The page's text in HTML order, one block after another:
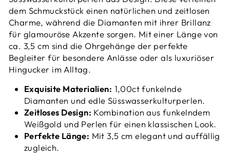
dem Schmuckstück einen natürlichen und zeitlosen
Charme, während die Diamanten mit ihrer Brillanz
für glamouröse Akzente sorgen. Mit einer Länge von
ca. 3,5 cm sind die Ohrgehänge der perfekte
Begleiter für besondere Anlässe oder als luxuriöser
Hingucker im Alltag.
Exquisite Materialien: 1,00ct funkelnde
Diamanten und edle Süsswasserkulturperlen.
Zeitloses Design: Kombination aus funkelndem
Weißgold und Perlen für einen klassischen Look.
Perfekte Länge: Mit 3,5 cm elegant und auffällig
zugleich.